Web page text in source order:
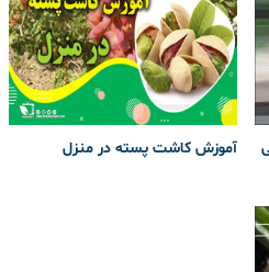
آموزش کاشت پسته در منزل